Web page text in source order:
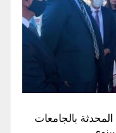
بالجامعات